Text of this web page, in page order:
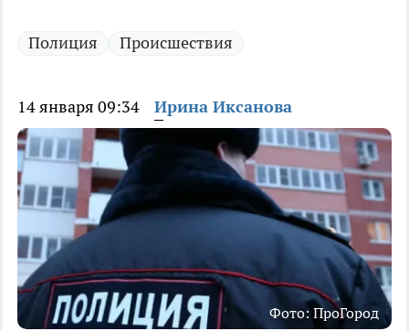
Полиция Происшествия
14 января 09:34 Ирина Иксанова
Фото: ПроГород